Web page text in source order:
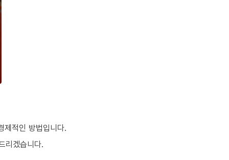
제적인 방법입니다.
리겠습니다.